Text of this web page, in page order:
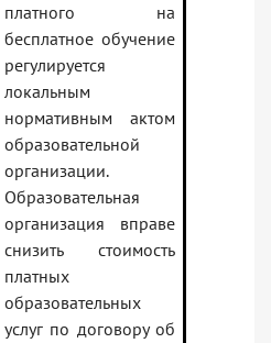
платного на
бесплатное обучение
регулируется
локальным
нормативным актом
образовательной
организации.
Образовательная
организация вправе
снизить стоимость
платных
образовательных
услуг по договору об